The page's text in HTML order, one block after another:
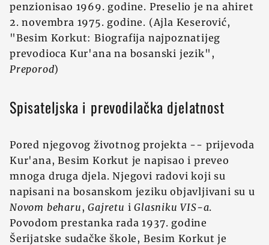
penzionisao 1969. godine. Preselio je na ahiret
2. novembra 1975. godine. (Ajla Keserović,
"Besim Korkut: Biografija najpoznatijeg
prevodioca Kur'ana na bosanski jezik",
Preporod)
Spisateljska i prevodilačka djelatnost
Pored njegovog životnog projekta -- prijevoda
Kur'ana, Besim Korkut je napisao i preveo
mnoga druga djela. Njegovi radovi koji su
napisani na bosanskom jeziku objavljivani su u
Novom beharu,Gajretu iGlasniku VIS-a.
Povodom prestanka rada 1937. godine
Šerijatske sudačke škole, Besim Korkut je